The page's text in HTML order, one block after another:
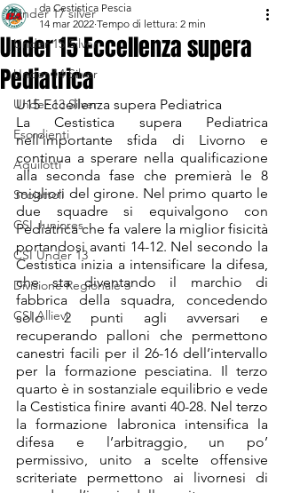
Under 17 silver
Under 15 Silver
Under 14 Silver
Under 13 Silver
Esordienti
Aquilotti
Scoiattoli
CSI Juniores
CSI Under 13
Divisione Regionale 3
CSI Allievi
Under 15 Eccellenza supera
Pediatrica
da Cestistica Pescia
14 mar 2022 Tempo di lettura: 2 min
U15 Eccellenza supera Pediatrica
La Cestistica supera Pediatrica
nell’importante sfida di Livorno e
continua a sperare nella qualificazione
alla seconda fase che premierà le 8
migliori del girone. Nel primo quarto le
due squadre si equivalgono con
Pediatrica che fa valere la miglior fisicità
portandosi avanti 14-12. Nel secondo la
Cestistica inizia a intensificare la difesa,
che sta diventando il marchio di
fabbrica della squadra, concedendo
solo 2 punti agli avversari e
recuperando palloni che permettono
canestri facili per il 26-16 dell’intervallo
per la formazione pesciatina. Il terzo
quarto è in sostanziale equilibrio e vede
la Cestistica finire avanti 40-28. Nel terzo
la formazione labronica intensifica la
difesa e l’arbitraggio, un po’
permissivo, unito a scelte offensive
scriteriate permettono ai livornesi di